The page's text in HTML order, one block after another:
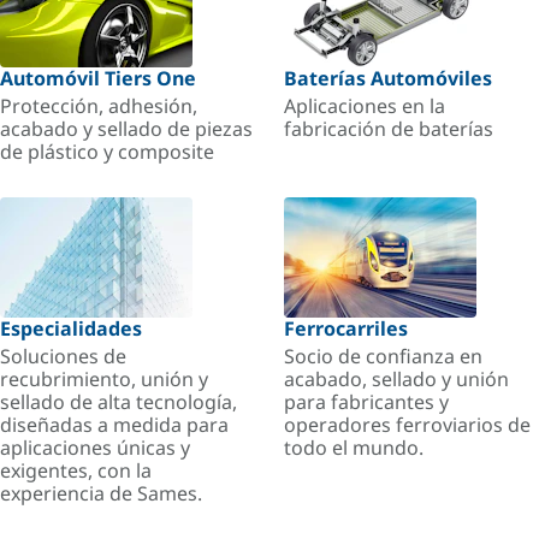
Automóvil Tiers One
Protección, adhesión,
acabado y sellado de piezas
de plástico y composite
Baterías Automóviles
Aplicaciones en la
fabricación de baterías
Especialidades
Soluciones de
recubrimiento, unión y
sellado de alta tecnología,
diseñadas a medida para
aplicaciones únicas y
exigentes, con la
experiencia de Sames.
Ferrocarriles
Socio de confianza en
acabado, sellado y unión
para fabricantes y
operadores ferroviarios de
todo el mundo.